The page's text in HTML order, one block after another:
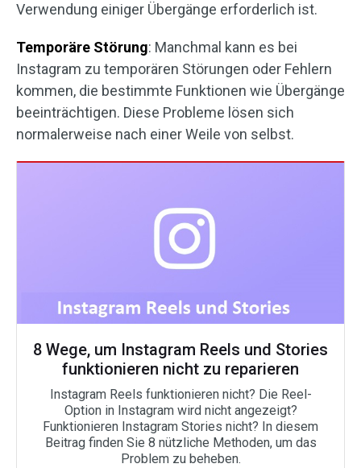
Verwendung einiger Übergänge erforderlich ist.
Temporäre Störung: Manchmal kann es bei
Instagram zu temporären Störungen oder Fehlern
kommen, die bestimmte Funktionen wie Übergänge
beeinträchtigen. Diese Probleme lösen sich
normalerweise nach einer Weile von selbst.
8 Wege, um Instagram Reels und Stories
funktionieren nicht zu reparieren
Instagram Reels funktionieren nicht? Die Reel-
Option in Instagram wird nicht angezeigt?
Funktionieren Instagram Stories nicht? In diesem
Beitrag finden Sie 8 nützliche Methoden, um das
Problem zu beheben.